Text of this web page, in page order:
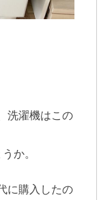
洗濯機はこの
か。
に購入したの